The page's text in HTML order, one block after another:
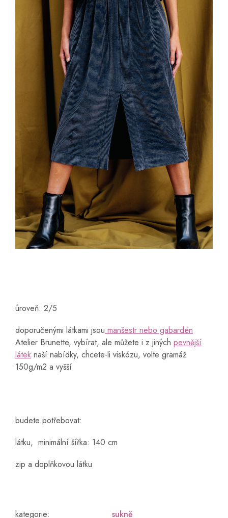
úroveň: 2/5
doporučenými látkami jsou manšestr nebo gabardén
Atelier Brunette, vybírat, ale můžete i z jiných pevnější
látek naší nabídky, chcete-li viskózu, volte gramáž
150g/m2 a vyšší
budete potřebovat:
látku, minimální šířka: 140 cm
zip a doplňkovou látku
kategorie: sukně